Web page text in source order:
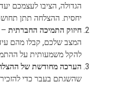
הגדולה, הציבו לעצמכם
יחסית. ההצלחה תתן
חיזוק התמיכה החברתית
המצב שלכם, קבלו מהם
להקל משמעותית על
הערכה מחודשת של
שהשגתם בעבר כדי